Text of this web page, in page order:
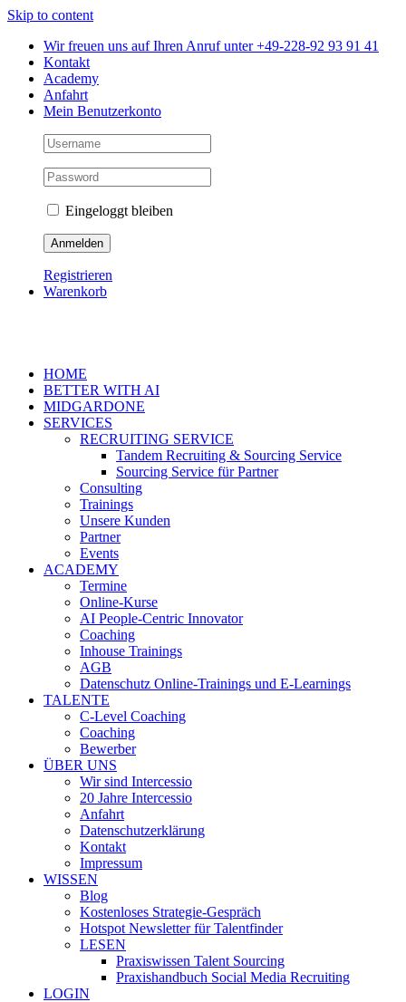
Skip to content
Wir freuen uns auf Ihren Anruf unter +49-228-92 93 91 41
Kontakt
Academy
Anfahrt
Mein Benutzerkonto
Eingeloggt bleiben
Registrieren
Warenkorb
HOME
BETTER WITH AI
MIDGARDONE
SERVICES
RECRUITING SERVICE
Tandem Recruiting & Sourcing Service
Sourcing Service für Partner
Consulting
Trainings
Unsere Kunden
Partner
Events
ACADEMY
Termine
Online-Kurse
AI People-Centric Innovator
Coaching
Inhouse Trainings
AGB
Datenschutz Online-Trainings und E-Learnings
TALENTE
C-Level Coaching
Coaching
Bewerber
ÜBER UNS
Wir sind Intercessio
20 Jahre Intercessio
Anfahrt
Datenschutzerklärung
Kontakt
Impressum
WISSEN
Blog
Kostenloses Strategie-Gespräch
Hotspot Newsletter für Talentfinder
LESEN
Praxiswissen Talent Sourcing
Praxishandbuch Social Media Recruiting
LOGIN